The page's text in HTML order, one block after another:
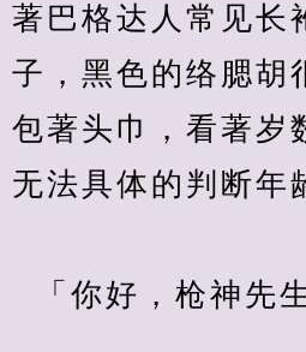
著巴格达人常见长
子，黑色的络腮胡
包著头巾，看著岁
无法具体的判断年
「你好，枪神先